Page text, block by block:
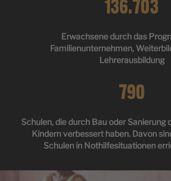
136.703
Erwachsene durch das
Familienunternehmen,
Lehrerausbildung
790
Schulen, die durch Bau oder Sanierung
Kindern verbessert haben. Davon
Schulen in Nothilfesituationen